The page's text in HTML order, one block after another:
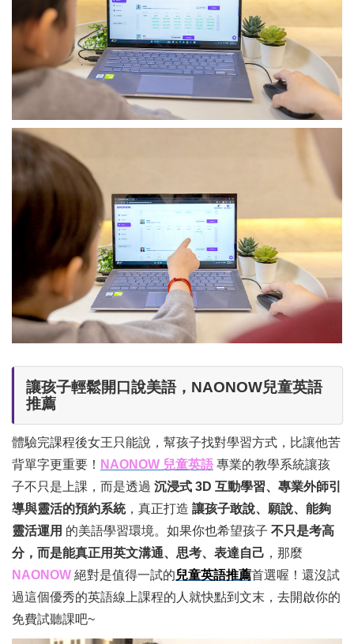
讓孩子輕鬆開口說美語，NAONOW兒童英語
推薦
體驗完課程後女王只能說，幫孩子找對學習方式，比讓他苦
背單字更重要！ NAONOW 兒童英語 專業的教學系統讓孩
子不只是上課，而是透過 沉浸式 3D 互動學習、專業外師引
導與靈活的預約系統，真正打造 讓孩子敢說、願說、能夠
靈活運用 的美語學習環境。如果你也希望孩子 不只是考高
分，而是能真正用英文溝通、思考、表達自己 ，那麼
NAONOW 絕對是值得一試的兒童英語推薦首選喔！還沒試
過這個優秀的英語線上課程的人就快點到文末，去開啟你的
免費試聽課吧~